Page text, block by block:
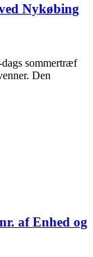
Nykøbing
sommertræf
Den
af Enhed og